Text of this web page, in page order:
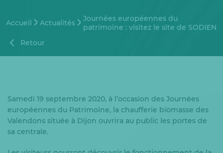
Accueil Actualités
Journées européennes du
patrimoine : visitez le site de SODIEN
Retour
Samedi 19 septembre 2020, à l’occasion des Journées
européennes du Patrimoine, la chaufferie biomasse des
Valendons située à Dijon ouvrira au public les portes de
sa centrale.